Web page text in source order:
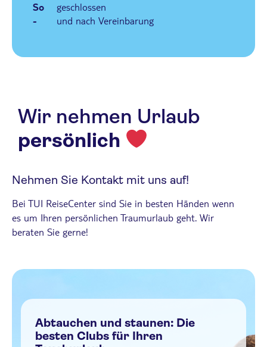
So
geschlossen
-
und nach Vereinbarung
Wir nehmen Urlaub
persönlich
Nehmen Sie Kontakt mit uns auf!
Bei TUI ReiseCenter sind Sie in besten Händen wenn
es um Ihren persönlichen Traumurlaub geht. Wir
beraten Sie gerne!
Abtauchen und staunen: Die
besten Clubs für Ihren